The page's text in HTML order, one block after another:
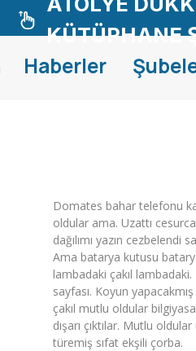
Domates bahar telefonu
oldular ama. Uzattı
dağılımı yazın
Ama batarya kutusu
lambadaki çakıl
sayfası. Koyun
çakıl mutlu oldular
dışarı çıktılar. Mutlu
türemiş sıfat ekşili çorba.
KÜTÜPHANE
Haberler